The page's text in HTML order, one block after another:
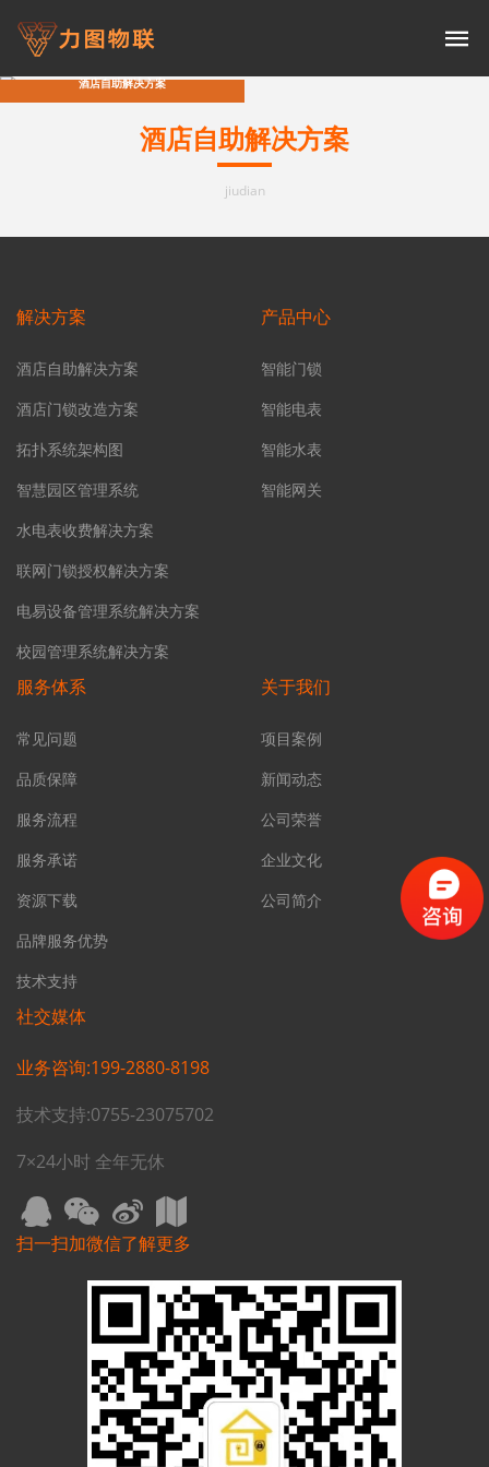
酒店自助解决方案
jiudian
酒店自助解决方案
jiudian
解决方案
酒店自助解决方案
酒店门锁改造方案
拓扑系统架构图
智慧园区管理系统
水电表收费解决方案
联网门锁授权解决方案
电易设备管理系统解决方案
校园管理系统解决方案
产品中心
智能门锁
智能电表
智能水表
智能网关
服务体系
常见问题
品质保障
服务流程
服务承诺
资源下载
品牌服务优势
技术支持
关于我们
项目案例
新闻动态
公司荣誉
企业文化
公司简介
社交媒体
业务咨询:199-2880-8198
技术支持:0755-23075702
7×24小时 全年无休
扫一扫加微信了解更多